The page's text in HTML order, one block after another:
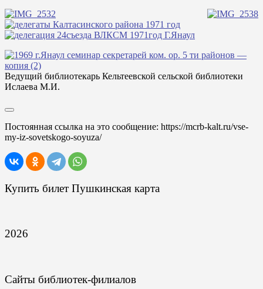
Ведущий библиотекарь Кельтеевской сельской библиотеки
Ислаева М.И.
Постоянная ссылка на это сообщение: https://mcrb-kalt.ru/vse-
my-iz-sovetskogo-soyuza/
Купить билет Пушкинская карта
2026
Сайты библиотек-филиалов